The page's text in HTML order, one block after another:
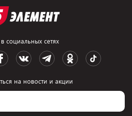
социальных сетях
на новости и акции